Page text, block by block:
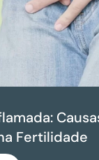
Fertilidade